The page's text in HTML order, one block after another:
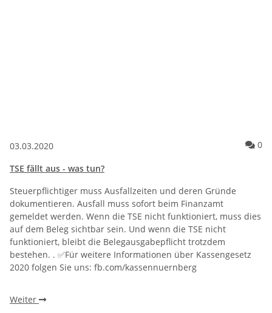
03.03.2020 0
TSE fällt aus - was tun?
Steuerpflichtiger muss Ausfallzeiten und deren Gründe
dokumentieren. Ausfall muss sofort beim Finanzamt
gemeldet werden. Wenn die TSE nicht funktioniert, muss dies
auf dem Beleg sichtbar sein. Und wenn die TSE nicht
funktioniert, bleibt die Belegausgabepflicht trotzdem
bestehen. . ✅Für weitere Informationen über Kassengesetz
2020 folgen Sie uns: fb.com/kassennuernberg
Weiter